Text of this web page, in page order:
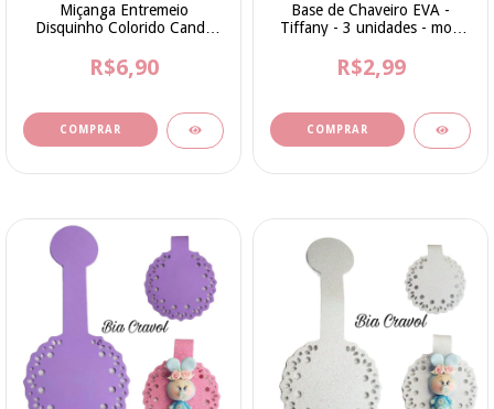
Miçanga Entremeio
Disquinho Colorido Candy
R$6,90
Base de Chaveiro EVA -
Tiffany - 3 unidades - mod
R$2,99